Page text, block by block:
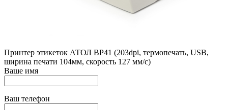
Принтер этикеток АТОЛ BP41 (203dpi, термопечать, USB,
ширина печати 104мм, скорость 127 мм/с)
Ваше имя
Ваш телефон